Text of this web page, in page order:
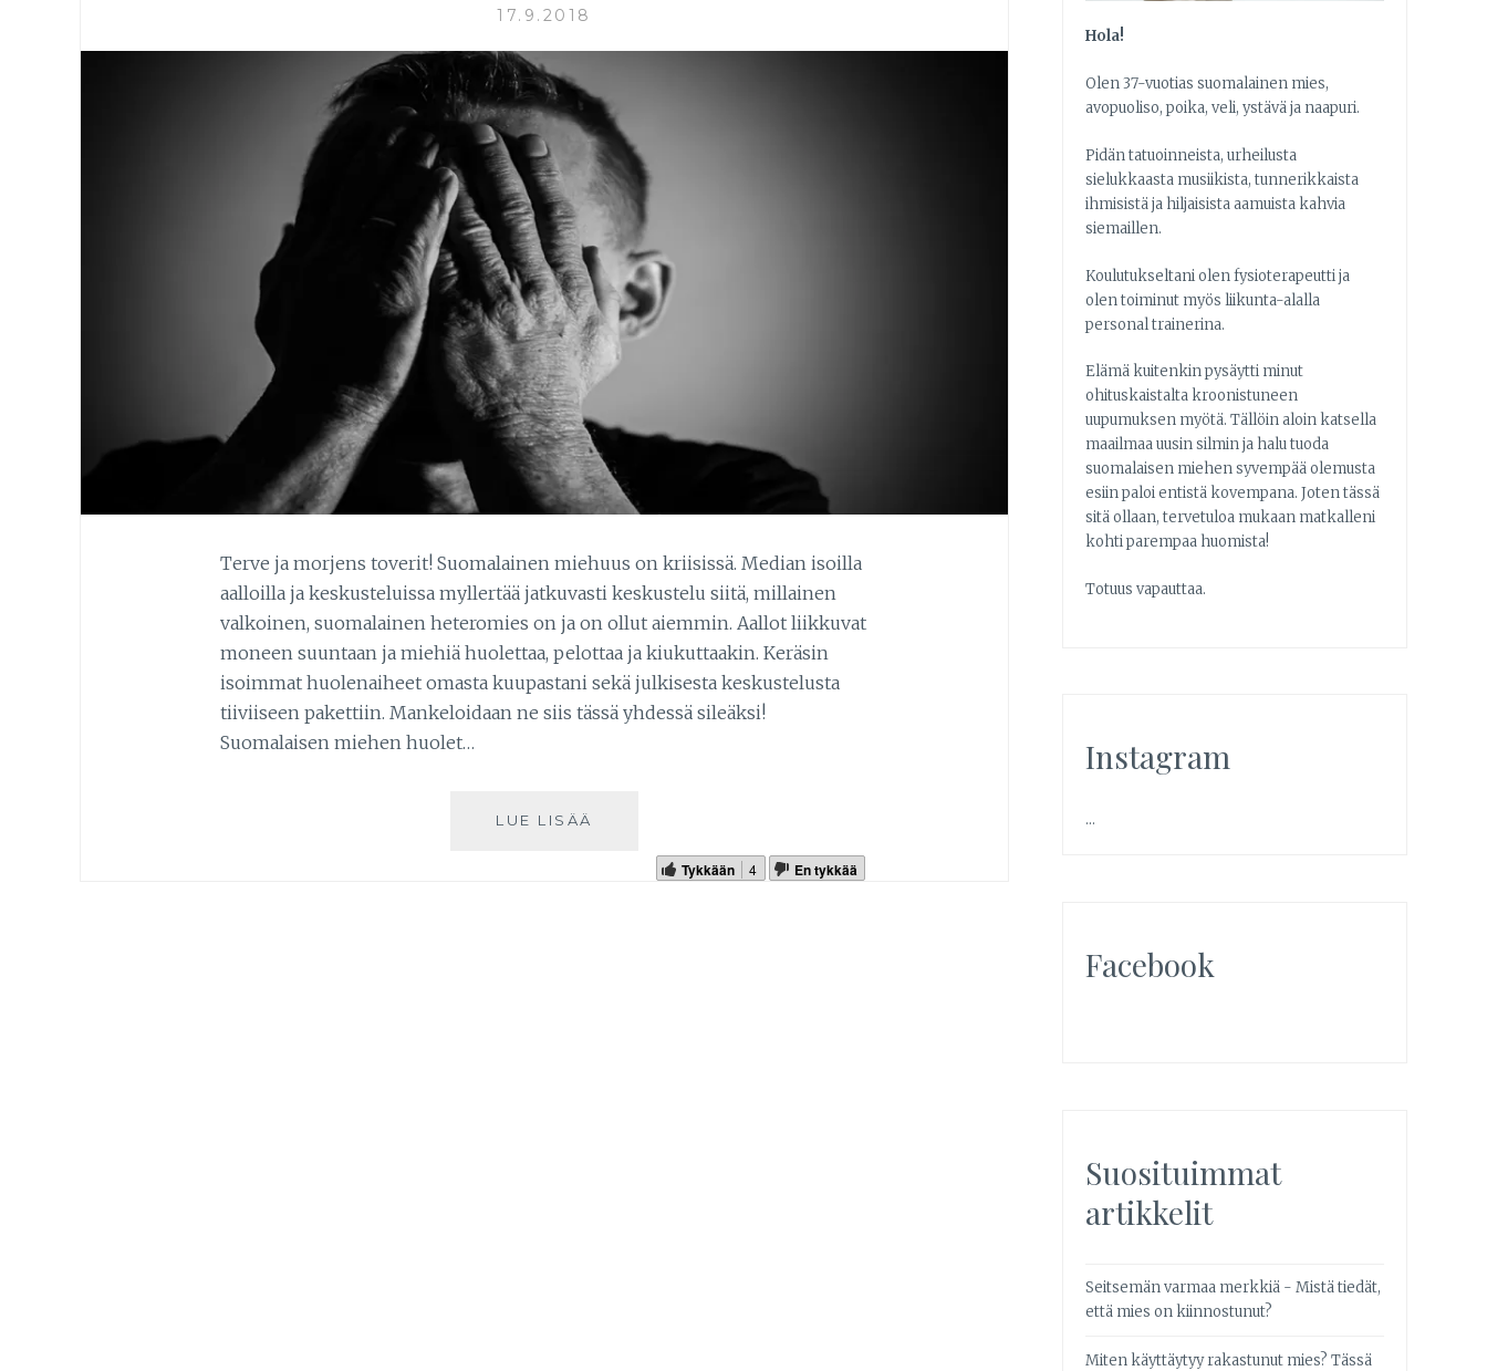
17.9.2018
Terve ja morjens toverit! Suomalainen miehuus on kriisissä. Median isoilla
aalloilla ja keskusteluissa myllertää jatkuvasti keskustelu siitä, millainen
valkoinen, suomalainen heteromies on ja on ollut aiemmin. Aallot liikkuvat
moneen suuntaan ja miehiä huolettaa, pelottaa ja kiukuttaakin. Keräsin
isoimmat huolenaiheet omasta kuupastani sekä julkisesta keskustelusta
tiiviiseen pakettiin. Mankeloidaan ne siis tässä yhdessä sileäksi!
Suomalaisen miehen huolet…
LUE LISÄÄ
Tykkään 4 En tykkää
Hola!
Olen 37-vuotias suomalainen mies,
avopuoliso, poika, veli, ystävä ja naapuri.
Pidän tatuoinneista, urheilusta
sielukkaasta musiikista, tunnerikkaista
ihmisistä ja hiljaisista aamuista kahvia
siemaillen.
Koulutukseltani olen fysioterapeutti ja
olen toiminut myös liikunta-alalla
personal trainerina.
Elämä kuitenkin pysäytti minut
ohituskaistalta kroonistuneen
uupumuksen myötä. Tällöin aloin katsella
maailmaa uusin silmin ja halu tuoda
suomalaisen miehen syvempää olemusta
esiin paloi entistä kovempana. Joten tässä
sitä ollaan, tervetuloa mukaan matkalleni
kohti parempaa huomista!
Totuus vapauttaa.
Instagram
…
Facebook
Suosituimmat
artikkelit
Seitsemän varmaa merkkiä - Mistä tiedät,
että mies on kiinnostunut?
Miten käyttäytyy rakastunut mies? Tässä